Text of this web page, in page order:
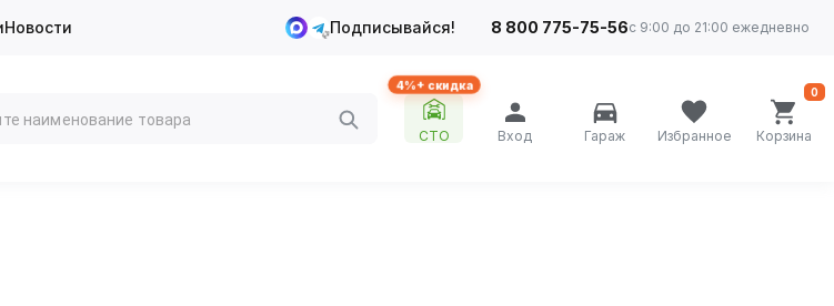
Новости Подписывайся! 8 800 775-75-56с 9:00 до 21:00 ежедневно
4%+ скидка
СТО Вход Гараж Избранное Корзина
0